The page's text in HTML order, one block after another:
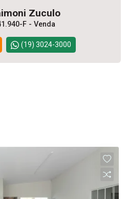
Zuculo
F - Venda
(19) 3024-3000